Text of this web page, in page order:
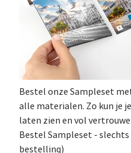
Bestel onze Sampleset
alle materialen. Zo kun je
laten zien en vol
Bestel Sampleset -
bestelling)